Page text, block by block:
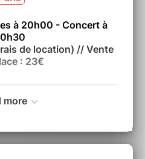
à 20h00 - Concert à
de location) // Vente
: 23€
(Quai Son Records
more